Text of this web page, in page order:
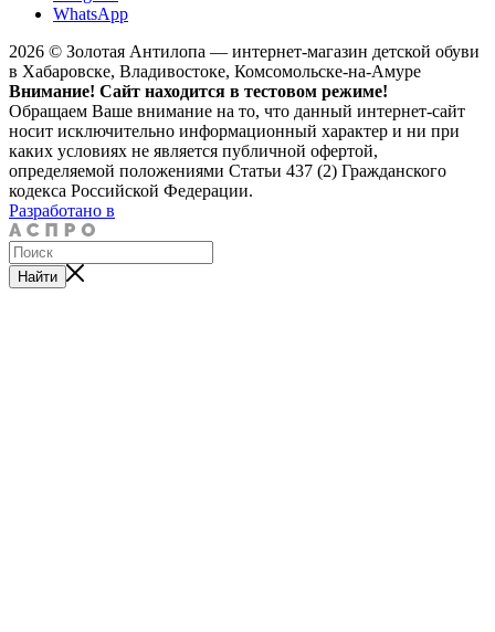
WhatsApp
2026 © Золотая Антилопа — интернет-магазин детской обуви
в Хабаровске, Владивостоке, Комсомольске-на-Амуре
Внимание! Сайт находится в тестовом режиме!
Обращаем Ваше внимание на то, что данный интернет-сайт
носит исключительно информационный характер и ни при
каких условиях не является публичной офертой,
определяемой положениями Статьи 437 (2) Гражданского
кодекса Российской Федерации.
Разработано в
Найти